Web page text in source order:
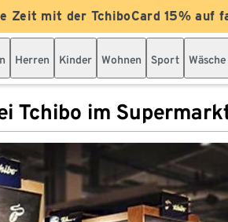
Zeit mit der TchiboCard 15% auf
Herren Kinder Wohnen Sport Wäsche
Tchibo im